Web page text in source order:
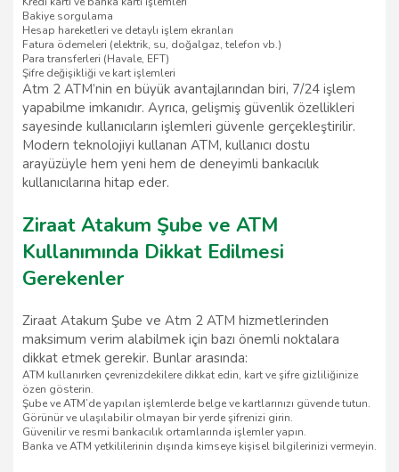
Bakiye sorgulama
Hesap hareketleri ve detaylı işlem ekranları
Fatura ödemeleri (elektrik, su, doğalgaz, telefon vb.)
Para transferleri (Havale, EFT)
Şifre değişikliği ve kart işlemleri
Atm 2 ATM’nin en büyük avantajlarından biri, 7/24 işlem
yapabilme imkanıdır. Ayrıca, gelişmiş güvenlik özellikleri
sayesinde kullanıcıların işlemleri güvenle gerçekleştirilir.
Modern teknolojiyi kullanan ATM, kullanıcı dostu
arayüzüyle hem yeni hem de deneyimli bankacılık
kullanıcılarına hitap eder.
Ziraat Atakum Şube ve ATM
Kullanımında Dikkat Edilmesi
Gerekenler
Ziraat Atakum Şube ve Atm 2 ATM hizmetlerinden
maksimum verim alabilmek için bazı önemli noktalara
dikkat etmek gerekir. Bunlar arasında:
ATM kullanırken çevrenizdekilere dikkat edin, kart ve şifre gizliliğinize
özen gösterin.
Şube ve ATM’de yapılan işlemlerde belge ve kartlarınızı güvende tutun.
Görünür ve ulaşılabilir olmayan bir yerde şifrenizi girin.
Güvenilir ve resmi bankacılık ortamlarında işlemler yapın.
Banka ve ATM yetkililerinin dışında kimseye kişisel bilgilerinizi vermeyin.